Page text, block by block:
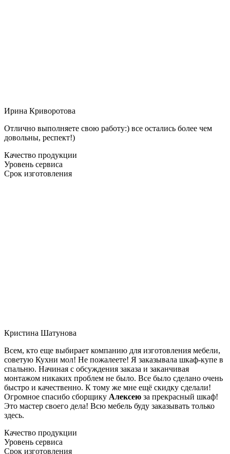
Ирина Криворотова
Отлично выполняете свою работу:) все остались более чем
довольны, респект!)
Качество продукции
Уровень сервиса
Срок изготовления
Кристина Шатунова
Всем, кто еще выбирает компанию для изготовления мебели,
советую Кухни мол! Не пожалеете! Я заказывала шкаф-купе в
спальню. Начиная с обсуждения заказа и заканчивая
монтажом никаких проблем не было. Все было сделано очень
быстро и качественно. К тому же мне ещё скидку сделали!
Огромное спасибо сборщику Алексею за прекрасный шкаф!
Это мастер своего дела! Всю мебель буду заказывать только
здесь.
Качество продукции
Уровень сервиса
Срок изготовления